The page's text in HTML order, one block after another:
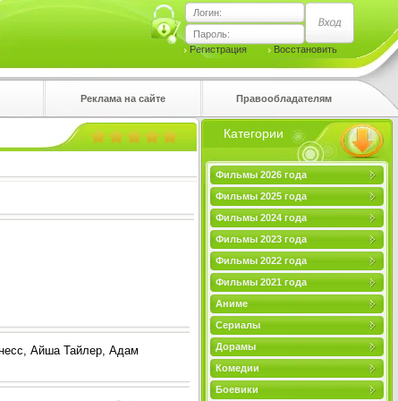
Логин:
Пароль:
Регистрация
Восстановить
Реклама на сайте Правообладателям
Категории
Фильмы 2026 года
Фильмы 2025 года
Фильмы 2024 года
Фильмы 2023 года
Фильмы 2022 года
Фильмы 2021 года
Аниме
Сериалы
Дорамы
Комедии
Боевики
Айша Тайлер, Адам